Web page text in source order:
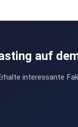
auf
interessante